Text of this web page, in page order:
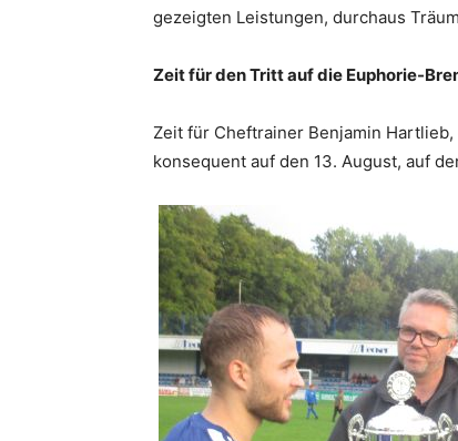
gezeigten Leistungen, durchaus
Zeit für den Tritt auf die Euphorie-
Zeit für Cheftrainer Benjamin
konsequent auf den 13. August, auf